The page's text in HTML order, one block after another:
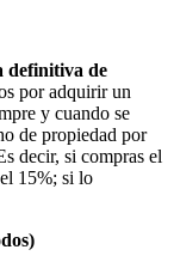
definitiva de
por adquirir un
y cuando se
de propiedad por
decir, si compras el
15%; si lo